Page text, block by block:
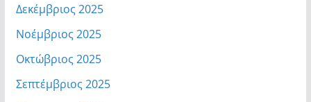
Δεκέμβριος 2025
Νοέμβριος 2025
Οκτώβριος 2025
Σεπτέμβριος 2025